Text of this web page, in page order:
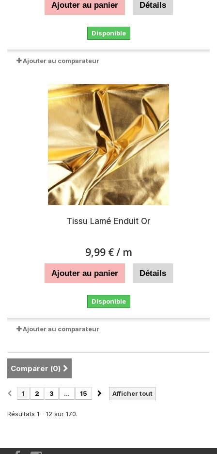
Ajouter au panier Détails
Disponible
Ajouter au comparateur
Tissu Lamé Enduit Or
9,99 €/ m
Ajouter au panier Détails
Disponible
Ajouter au comparateur
Comparer (0)
Afficher tout
1 2 3 ... 15
Résultats 1 - 12 sur 170.